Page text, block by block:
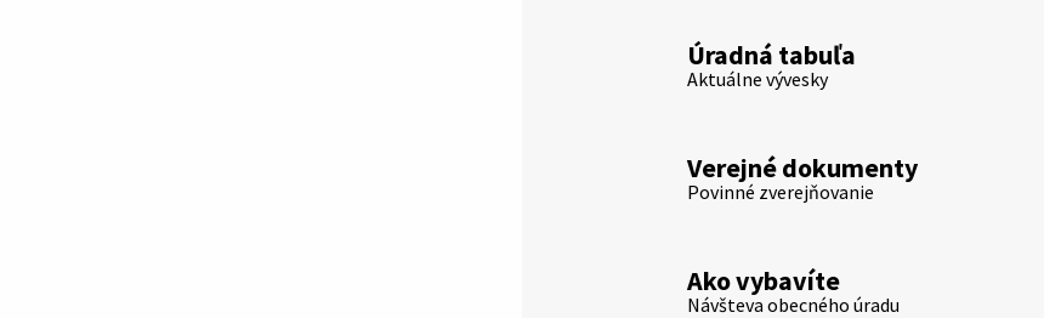
Úradná tabuľa
Aktuálne vývesky
Verejné dokumenty
Povinné zverejňovanie
Ako vybavíte
Návšteva obecného úradu